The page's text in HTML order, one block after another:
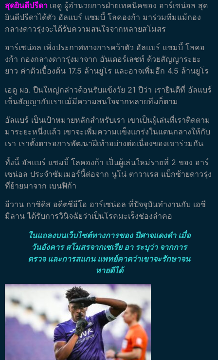
สุดยินดีปรีดา เอดู ผู้อำนวยการฝ่ายเทคนิคของ อาร์เซน่อล สุด
ยินดีปรีดาได้ตัว อัลแบร์ แซมบี้ โลคองก้า มาร่วมทีมแม้กอง
กลางดาวรุ่งจะได้รับความสนใจจากหลายสโมสร
อาร์เซน่อล เพิ่งประกาศทางการคว้าตัว อัลแบร์ แซมบี้ โลคอ
งก้า กองกลางดาวรุ่งมาจาก อันเดอร์เลชท์ ด้วยสัญญาระยะ
ยาว ค่าตัวเบื้องต้น 17.5 ล้านยูโร และอาจเพิ่มอีก 4.5 ล้านยูโร
เอดู ผอ. ปืนใหญ่กล่าวต้อนรับแข้งวัย 21 ปีว่า เรายินดีที่ อัลแบร์
เซ็นสัญญากับเราแม้มีความสนใจจากหลายทีมก็ตาม
อัลแบร์ เป็นเป้าหมายหลักสำหรับเรา เขาเป็นผู้เล่นที่เราติดตาม
มาระยะหนึ่งแล้ว เขาจะเพิ่มความแข็งแกร่งในแดนกลางให้กับ
เรา เราตั้งตารอการพัฒนาฝีเท้าอย่างต่อเนื่องของเขาร่วมกัน
ทั้งนี้ อัลแบร์ แซมบี้ โลคองก้า เป็นผู้เล่นใหม่รายที่ 2 ของ อาร์
เซน่อล ประจำซัมเมอร์นี้ต่อจาก นูโน่ ตาวาเรส แบ็กซ้ายดาวรุ่ง
ที่ย้ายมาจาก เบนฟิก้า
อีวาน กาซิดิส อดีตซีอีโอ อาร์เซน่อล ที่ปัจจุบันทำงานกับ เอซี
มิลาน ได้รับการวินิจฉัยว่าเป็นโรคมะเร็งช่องลำคอ
ในแถลงบนเว็บไซต์ทางการของ ปีศาจแดงดำ เมื่อ
วันอังคาร สโมสรจากเซเรีย อา ระบุว่า จากการ
ตรวจ และการสแกน แพทย์คาดว่าเขาจะรักษาจน
หายดีได้